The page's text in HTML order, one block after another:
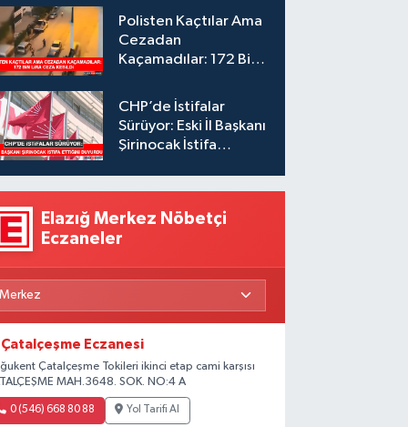
Polisten Kaçtılar Ama
Cezadan
Kaçamadılar: 172 Bin
CHP’de İstifalar
Sürüyor: Eski İl Başkanı
Şirinocak İstifa
Elazığ Merkez Nöbetçi
Eczaneler
Çatalçeşme Eczanesi
Çatalçeşme Tokileri ikinci etap cami karşısı
MAH.3648. SOK. NO:4 A
0 (546) 668 80 88 Yol Tarifi Al